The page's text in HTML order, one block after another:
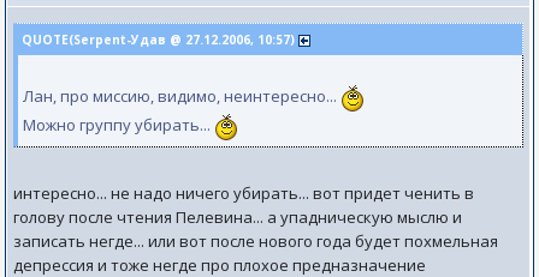
QUOTE(Serpent-Удав @ 27.12.2006, 10:57)
Лан, про миссию, видимо, неинтересно...
Можно группу убирать...
интересно... не надо ничего убирать... вот придет ченить в
голову после чтения Пелевина... а упадническую мыслю и
записать негде... или вот после нового года будет похмельная
депрессия и тоже негде про плохое предназначение